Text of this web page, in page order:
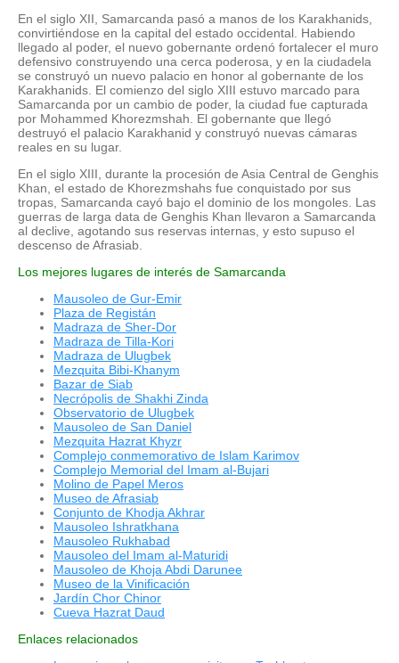
En el siglo XII, Samarcanda pasó a manos de los Karakhanids,
convirtiéndose en la capital del estado occidental. Habiendo
llegado al poder, el nuevo gobernante ordenó fortalecer el muro
defensivo construyendo una cerca poderosa, y en la ciudadela
se construyó un nuevo palacio en honor al gobernante de los
Karakhanids. El comienzo del siglo XIII estuvo marcado para
Samarcanda por un cambio de poder, la ciudad fue capturada
por Mohammed Khorezmshah. El gobernante que llegó
destruyó el palacio Karakhanid y construyó nuevas cámaras
reales en su lugar.
En el siglo XIII, durante la procesión de Asia Central de Genghis
Khan, el estado de Khorezmshahs fue conquistado por sus
tropas, Samarcanda cayó bajo el dominio de los mongoles. Las
guerras de larga data de Genghis Khan llevaron a Samarcanda
al declive, agotando sus reservas internas, y esto supuso el
descenso de Afrasiab.
Los mejores lugares de interés de Samarcanda
Mausoleo de Gur-Emir
Plaza de Registán
Madraza de Sher-Dor
Madraza de Tilla-Kori
Madraza de Ulugbek
Mezquita Bibi-Khanym
Bazar de Siab
Necrópolis de Shakhi Zinda
Observatorio de Ulugbek
Mausoleo de San Daniel
Mezquita Hazrat Khyzr
Complejo conmemorativo de Islam Karimov
Complejo Memorial del Imam al-Bujari
Molino de Papel Meros
Museo de Afrasiab
Conjunto de Khodja Akhrar
Mausoleo Ishratkhana
Mausoleo Rukhabad
Mausoleo del Imam al-Maturidi
Mausoleo de Khoja Abdi Darunee
Museo de la Vinificación
Jardín Chor Chinor
Cueva Hazrat Daud
Enlaces relacionados